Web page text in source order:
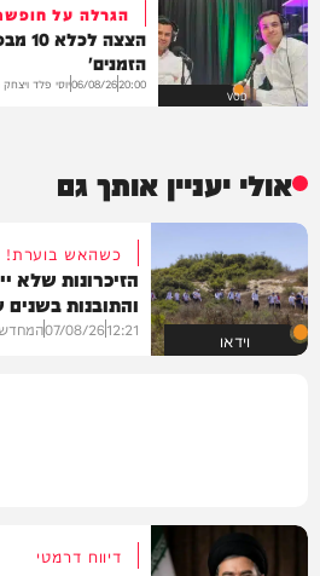
VOD
הגרלה על
הזמנים'
20:00
06/08/26יוסי פלד
אולי יעניין אותך גם
וידאו
כשהאש בוערת!
הזיכרונות שלא
והתובנות
12:21
07/08/26המחדש
דיווח דרמטי